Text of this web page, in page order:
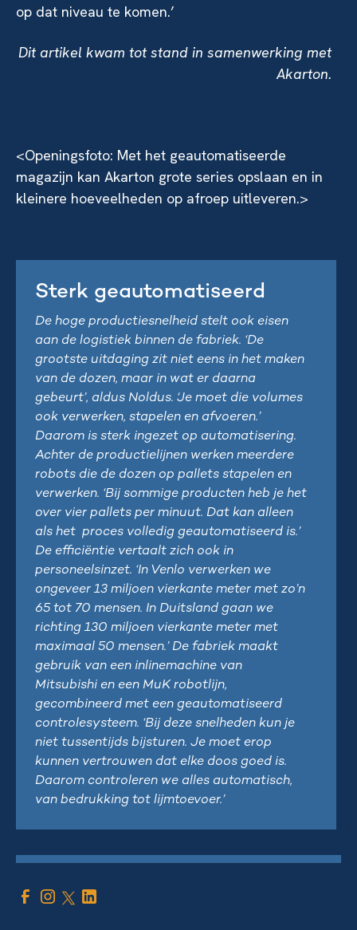
op dat niveau te komen.’
Dit artikel kwam tot stand in samenwerking met
Akarton.
<Openingsfoto: Met het geautomatiseerde
magazijn kan Akarton grote series opslaan en in
kleinere hoeveelheden op afroep uitleveren.>
Sterk geautomatiseerd
De hoge productiesnelheid stelt ook eisen
aan de logistiek binnen de fabriek. ‘De
grootste uitdaging zit niet eens in het maken
van de dozen, maar in wat er daarna
gebeurt’, aldus Noldus. ‘Je moet die volumes
ook verwerken, stapelen en afvoeren.’
Daarom is sterk ingezet op automatisering.
Achter de productielijnen werken meerdere
robots die de dozen op pallets stapelen en
verwerken. ‘Bij sommige producten heb je het
over vier pallets per minuut. Dat kan alleen
als het proces volledig geautomatiseerd is.’
De efficiëntie vertaalt zich ook in
personeelsinzet. ‘In Venlo verwerken we
ongeveer 13 miljoen vierkante meter met zo’n
65 tot 70 mensen. In Duitsland gaan we
richting 130 miljoen vierkante meter met
maximaal 50 mensen.’ De fabriek maakt
gebruik van een inlinemachine van
Mitsubishi en een MuK robotlijn,
gecombineerd met een geautomatiseerd
controlesysteem. ‘Bij deze snelheden kun je
niet tussentijds bijsturen. Je moet erop
kunnen vertrouwen dat elke doos goed is.
Daarom controleren we alles automatisch,
van bedrukking tot lijmtoevoer.’